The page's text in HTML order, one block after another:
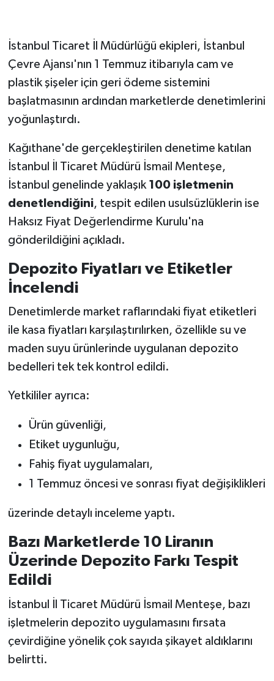
İstanbul Ticaret İl Müdürlüğü ekipleri, İstanbul
Çevre Ajansı'nın 1 Temmuz itibarıyla cam ve
plastik şişeler için geri ödeme sistemini
başlatmasının ardından marketlerde denetimlerini
yoğunlaştırdı.
Kağıthane'de gerçekleştirilen denetime katılan
İstanbul İl Ticaret Müdürü İsmail Menteşe,
İstanbul genelinde yaklaşık 100 işletmenin
denetlendiğini, tespit edilen usulsüzlüklerin ise
Haksız Fiyat Değerlendirme Kurulu'na
gönderildiğini açıkladı.
Depozito Fiyatları ve Etiketler
İncelendi
Denetimlerde market raflarındaki fiyat etiketleri
ile kasa fiyatları karşılaştırılırken, özellikle su ve
maden suyu ürünlerinde uygulanan depozito
bedelleri tek tek kontrol edildi.
Yetkililer ayrıca:
Ürün güvenliği,
Etiket uygunluğu,
Fahiş fiyat uygulamaları,
1 Temmuz öncesi ve sonrası fiyat değişiklikleri
üzerinde detaylı inceleme yaptı.
Bazı Marketlerde 10 Liranın
Üzerinde Depozito Farkı Tespit
Edildi
İstanbul İl Ticaret Müdürü İsmail Menteşe, bazı
işletmelerin depozito uygulamasını fırsata
çevirdiğine yönelik çok sayıda şikayet aldıklarını
belirtti.
Sokak Hayvanlarını Sahiplendirme
Sonsöz Özel
Spor
Yaşam